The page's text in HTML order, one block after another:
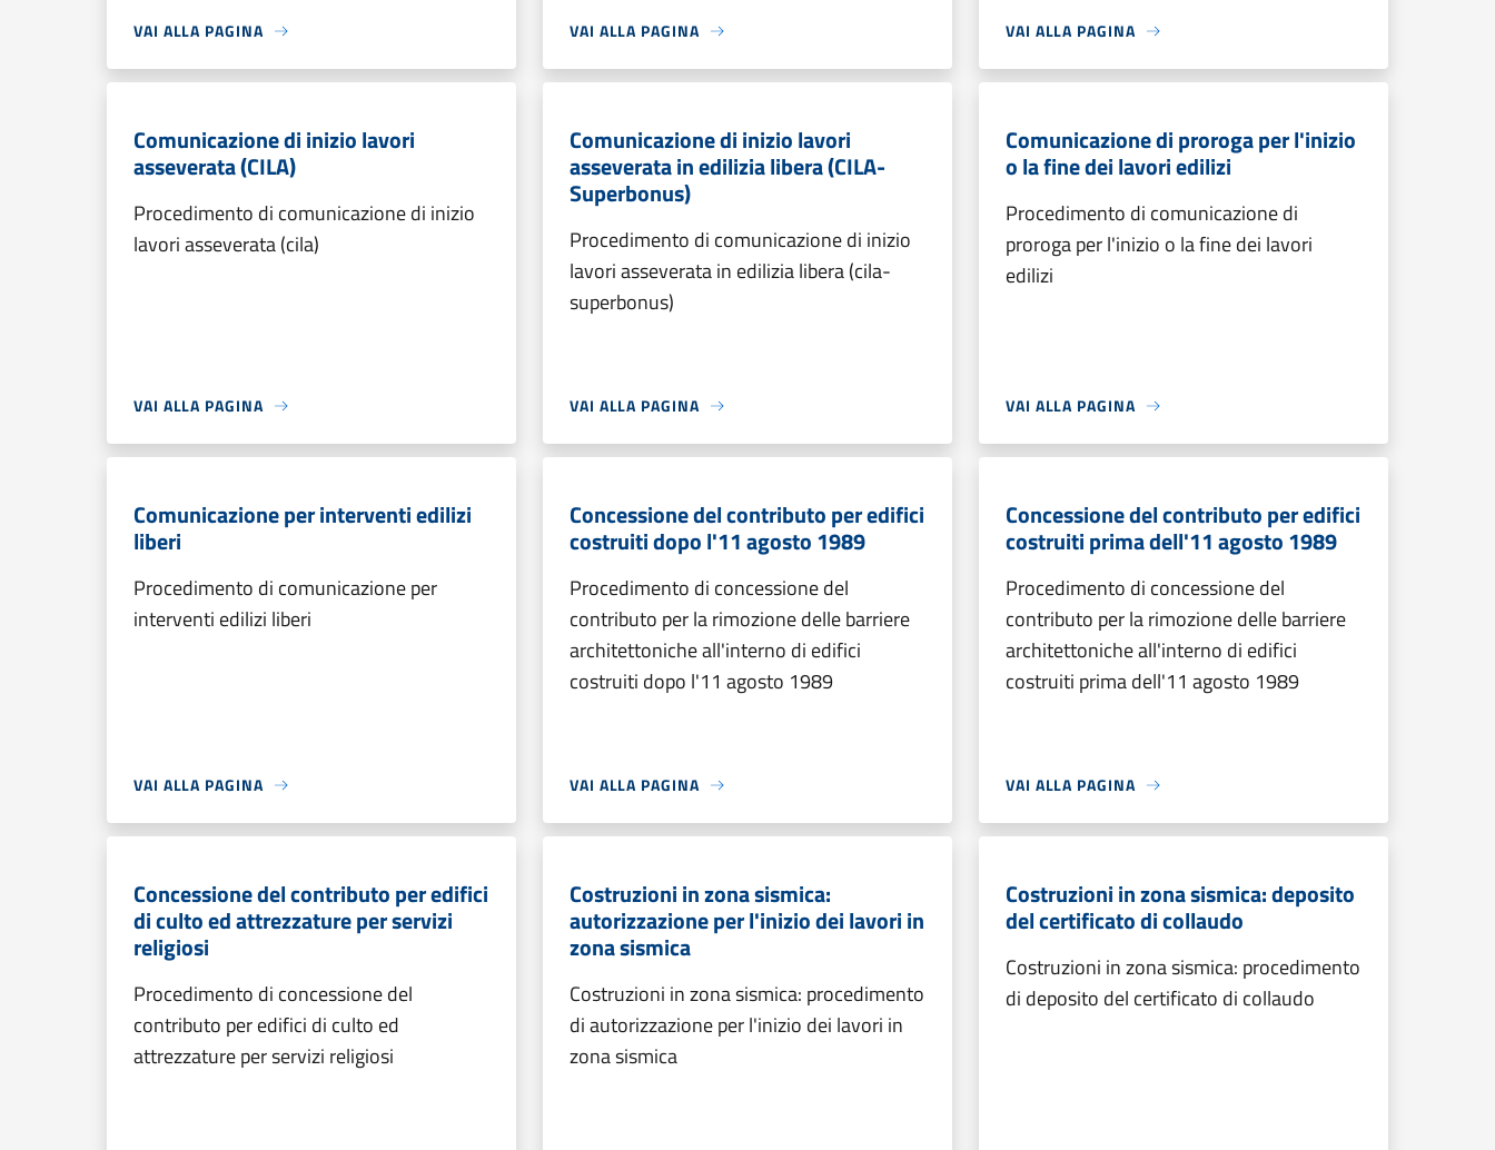
VAI ALLA PAGINA VAI ALLA PAGINA VAI ALLA PAGINA
Comunicazione di inizio lavori
asseverata (CILA)
Procedimento di comunicazione di inizio
lavori asseverata (cila)
VAI ALLA PAGINA
Comunicazione di inizio lavori
asseverata in edilizia libera (CILA-
Superbonus)
Procedimento di comunicazione di inizio
lavori asseverata in edilizia libera (cila-
superbonus)
VAI ALLA PAGINA
Comunicazione di proroga per l'inizio
o la fine dei lavori edilizi
Procedimento di comunicazione di
proroga per l'inizio o la fine dei lavori
edilizi
VAI ALLA PAGINA
Comunicazione per interventi edilizi
liberi
Procedimento di comunicazione per
interventi edilizi liberi
VAI ALLA PAGINA
Concessione del contributo per edifici
costruiti dopo l'11 agosto 1989
Procedimento di concessione del
contributo per la rimozione delle barriere
architettoniche all'interno di edifici
costruiti dopo l'11 agosto 1989
VAI ALLA PAGINA
Concessione del contributo per edifici
costruiti prima dell'11 agosto 1989
Procedimento di concessione del
contributo per la rimozione delle barriere
architettoniche all'interno di edifici
costruiti prima dell'11 agosto 1989
VAI ALLA PAGINA
Concessione del contributo per edifici
di culto ed attrezzature per servizi
religiosi
Procedimento di concessione del
contributo per edifici di culto ed
attrezzature per servizi religiosi
Costruzioni in zona sismica:
autorizzazione per l'inizio dei lavori in
zona sismica
Costruzioni in zona sismica: procedimento
di autorizzazione per l'inizio dei lavori in
zona sismica
Costruzioni in zona sismica: deposito
del certificato di collaudo
Costruzioni in zona sismica: procedimento
di deposito del certificato di collaudo